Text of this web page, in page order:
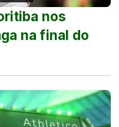
nos
na final do